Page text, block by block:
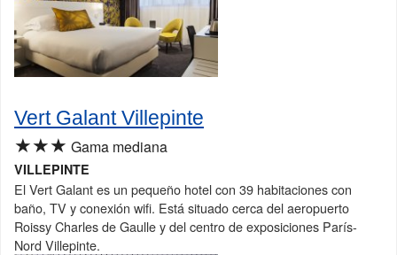
Vert Galant Villepinte
★★★ Gama mediana
VILLEPINTE
El Vert Galant es un pequeño hotel con 39 habitaciones con
baño, TV y conexión wifi. Está situado cerca del aeropuerto
Roissy Charles de Gaulle y del centro de exposiciones París-
Nord Villepinte.